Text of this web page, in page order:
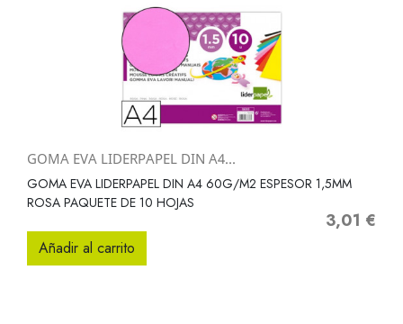
GOMA EVA LIDERPAPEL DIN A4...
GOMA EVA LIDERPAPEL DIN A4 60G/M2 ESPESOR 1,5MM
ROSA PAQUETE DE 10 HOJAS
Precio
3,01 €
Añadir al carrito